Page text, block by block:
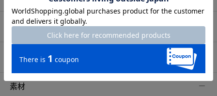
プロコーデ
スタッフコーデ
素材